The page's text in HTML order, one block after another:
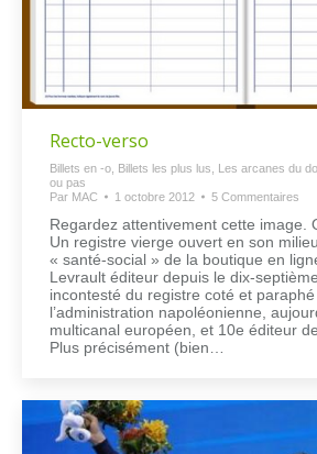
Recto-verso
Billets en -o Billets les plus lus
Les arcanes du
ou pas
Par MAC 1 octobre 2012 5 Commentaires
Regardez attentivement cette image.
Un registre vierge ouvert en son
« santé-social » de la boutique en
Levrault éditeur depuis le dix-
incontesté du registre coté et paraphé
l’administration napoléonienne,
multicanal européen, et 10e éditeur
Plus précisément (bien…